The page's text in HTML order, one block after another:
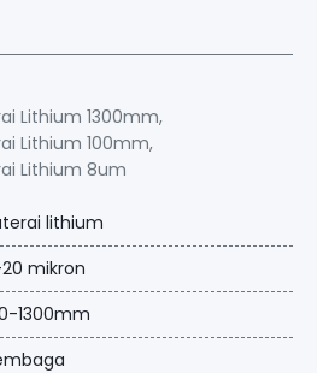
Lithium 1300mm,
Lithium 100mm,
Lithium 8um
lithium
mikron
1300mm